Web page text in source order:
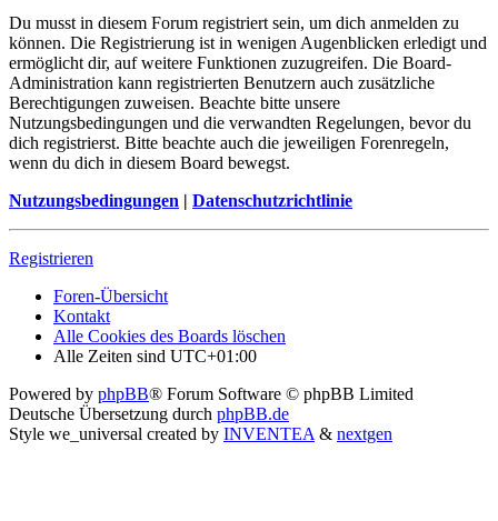
Du musst in diesem Forum registriert sein, um dich anmelden zu
können. Die Registrierung ist in wenigen Augenblicken erledigt und
ermöglicht dir, auf weitere Funktionen zuzugreifen. Die Board-
Administration kann registrierten Benutzern auch zusätzliche
Berechtigungen zuweisen. Beachte bitte unsere
Nutzungsbedingungen und die verwandten Regelungen, bevor du
dich registrierst. Bitte beachte auch die jeweiligen Forenregeln,
wenn du dich in diesem Board bewegst.
Nutzungsbedingungen | Datenschutzrichtlinie
Registrieren
Foren-Übersicht
Kontakt
Alle Cookies des Boards löschen
Alle Zeiten sind UTC+01:00
Powered by phpBB® Forum Software © phpBB Limited
Deutsche Übersetzung durch phpBB.de
Style we_universal created by INVENTEA & nextgen